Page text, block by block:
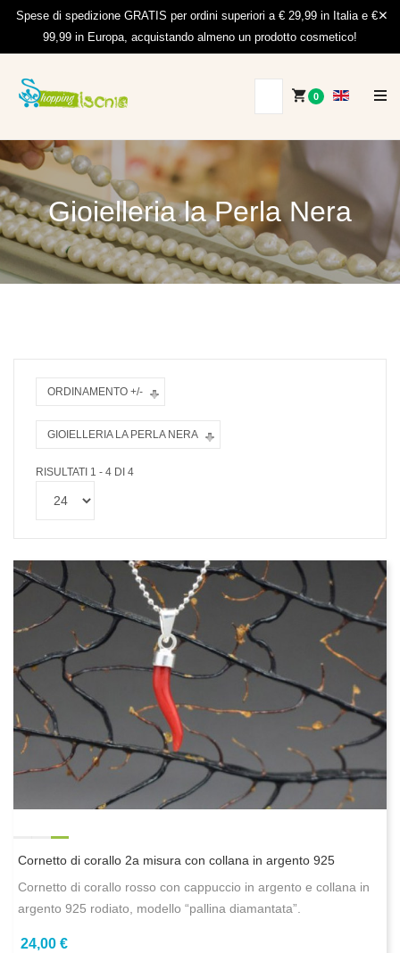
Spese di spedizione GRATIS per ordini superiori a € 29,99 in Italia e €
99,99 in Europa, acquistando almeno un prodotto cosmetico!
0
Gioielleria la Perla Nera
ORDINAMENTO +/-
GIOIELLERIA LA PERLA NERA
RISULTATI 1 - 4 DI 4
Cornetto di corallo 2a misura con collana in argento 925
Cornetto di corallo rosso con cappuccio in argento e collana in
argento 925 rodiato, modello “pallina diamantata”.
24,00 €